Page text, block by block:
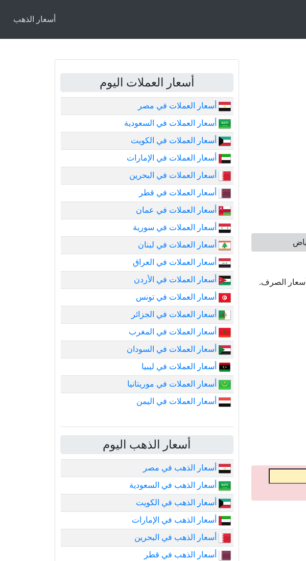
أسعار الذهب
أسعار العملات اليوم
أسعار العملات في مصر
أسعار العملات في السعودية
أسعار العملات في الكويت
أسعار العملات في الإمارات
أسعار العملات في البحرين
أسعار العملات في قطر
أسعار العملات في عمان
أسعار العملات في سورية
أسعار العملات في لبنان
أسعار العملات في العراق
أسعار العملات في الأردن
أسعار العملات في تونس
أسعار العملات في الجزائر
أسعار العملات في المغرب
أسعار العملات في السودان
أسعار العملات في ليبيا
أسعار العملات في موريتانيا
أسعار العملات في اليمن
أسعار الذهب اليوم
أسعار الذهب في مصر
أسعار الذهب في السعودية
أسعار الذهب في الكويت
أسعار الذهب في الإمارات
أسعار الذهب في البحرين
أسعار الذهب في قطر